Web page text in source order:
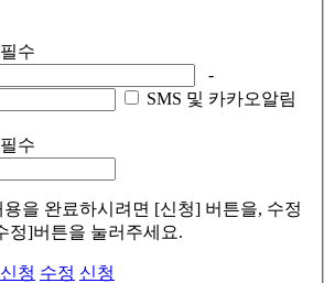
-
SMS 및 카카오알림
을 완료하시려면 [신청] 버튼을, 수정
정]버튼을 눌러주세요.
청 수정 신청